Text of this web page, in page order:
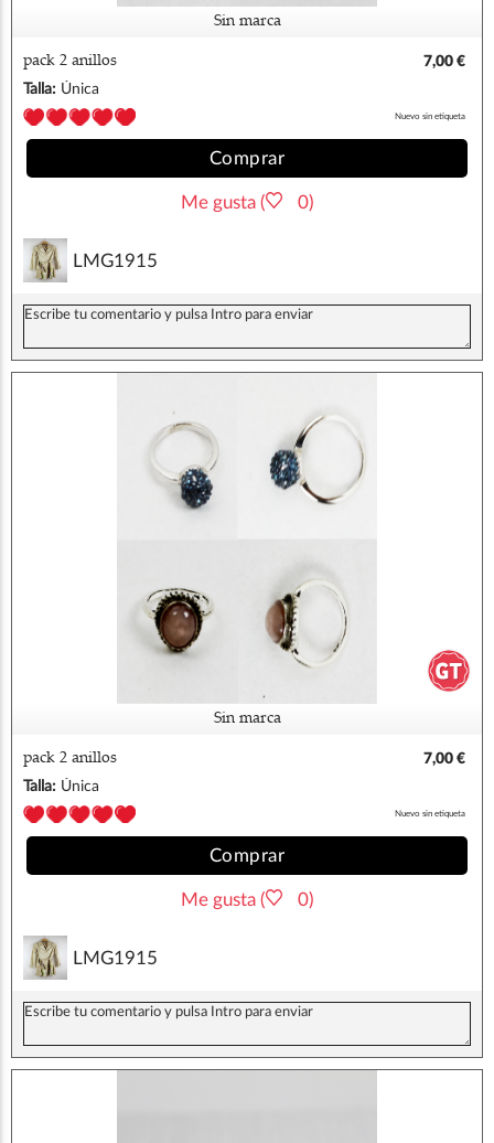
Sin marca
pack 2 anillos
7,00 €
Talla: Única
Nuevo sin etiqueta
Comprar
Me gusta ( 0)
LMG1915
Sin marca
pack 2 anillos
7,00 €
Talla: Única
Nuevo sin etiqueta
Comprar
Me gusta ( 0)
LMG1915